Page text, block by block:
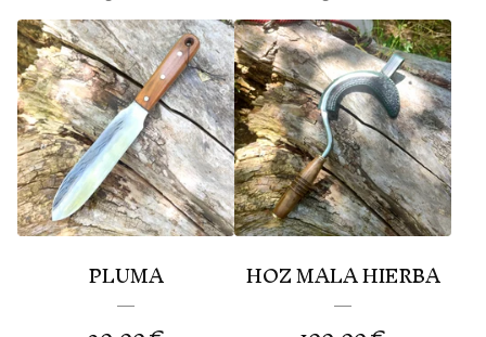
PLUMA
HOZ MALA HIERBA